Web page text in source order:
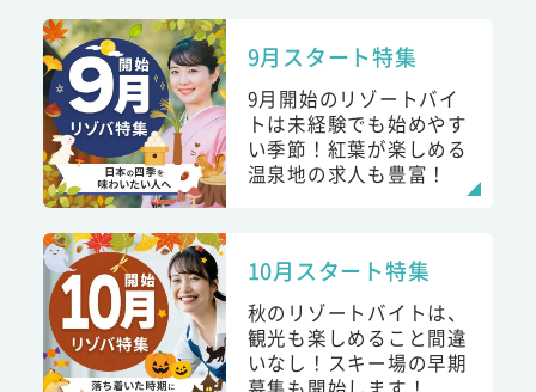
9月スタート特集
9月開始のリゾートバイ
トは未経験でも始めやす
い季節！紅葉が楽しめる
温泉地の求人も豊富！
10月スタート特集
秋のリゾートバイトは、
観光も楽しめること間違
いなし！スキー場の早期